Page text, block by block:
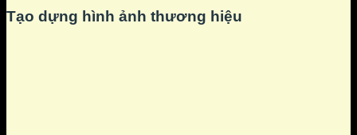
Tạo dựng hình ảnh thương hiệu